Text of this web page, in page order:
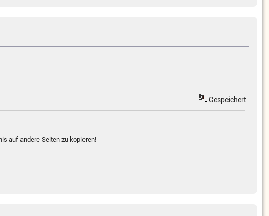
Gespeichert
auf andere Seiten zu kopieren!